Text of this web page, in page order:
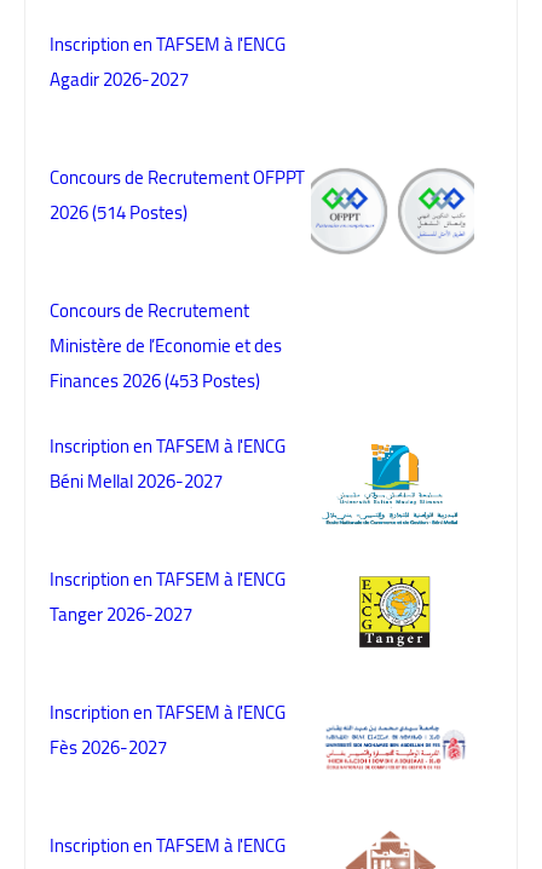
Inscription en TAFSEM à l'ENCG
Agadir 2026-2027
Concours de Recrutement OFPPT
2026 (514 Postes)
Concours de Recrutement
Ministère de l’Economie et des
Finances 2026 (453 Postes)
Inscription en TAFSEM à l'ENCG
Béni Mellal 2026-2027
Inscription en TAFSEM à l'ENCG
Tanger 2026-2027
Inscription en TAFSEM à l'ENCG
Fès 2026-2027
Inscription en TAFSEM à l'ENCG